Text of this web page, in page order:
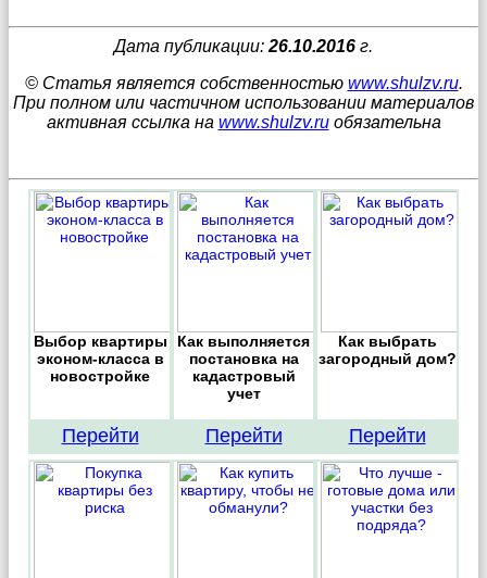
Дата публикации: 26.10.2016 г.
© Статья является собственностью www.shulzv.ru.
При полном или частичном использовании материалов
активная ссылка на www.shulzv.ruобязательна
Выбор квартиры
эконом-класса в
новостройке
Перейти
Как выполняется
постановка на
кадастровый
учет
Перейти
Как выбрать
загородный дом?
Перейти